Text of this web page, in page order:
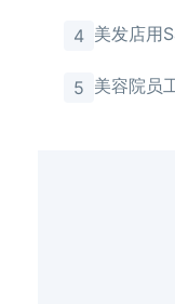
4 美发店用
5 美容院员